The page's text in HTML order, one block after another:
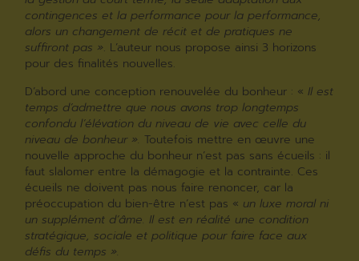
contingences et la performance pour la performance,
alors un changement de récit et de pratiques ne
suffiront pas ». L’auteur nous propose ainsi 3 horizons
pour des finalités nouvelles.
D’abord une conception renouvelée du bonheur : «Il est
temps d’admettre que nous avons trop longtemps
confondu l’élévation du niveau de vie avec celle du
niveau de bonheur ».Toutefois mettre en œuvre une
nouvelle approche du bonheur n’est pas sans écueils : il
faut slalomer entre la démagogie et la contrainte. Ces
écueils ne doivent pas nous faire renoncer, car la
préoccupation du bien-être n’est pas « un luxe moral ni
un supplément d’âme. Il est en réalité une condition
stratégique, sociale et politique pour faire face aux
défis du temps ».